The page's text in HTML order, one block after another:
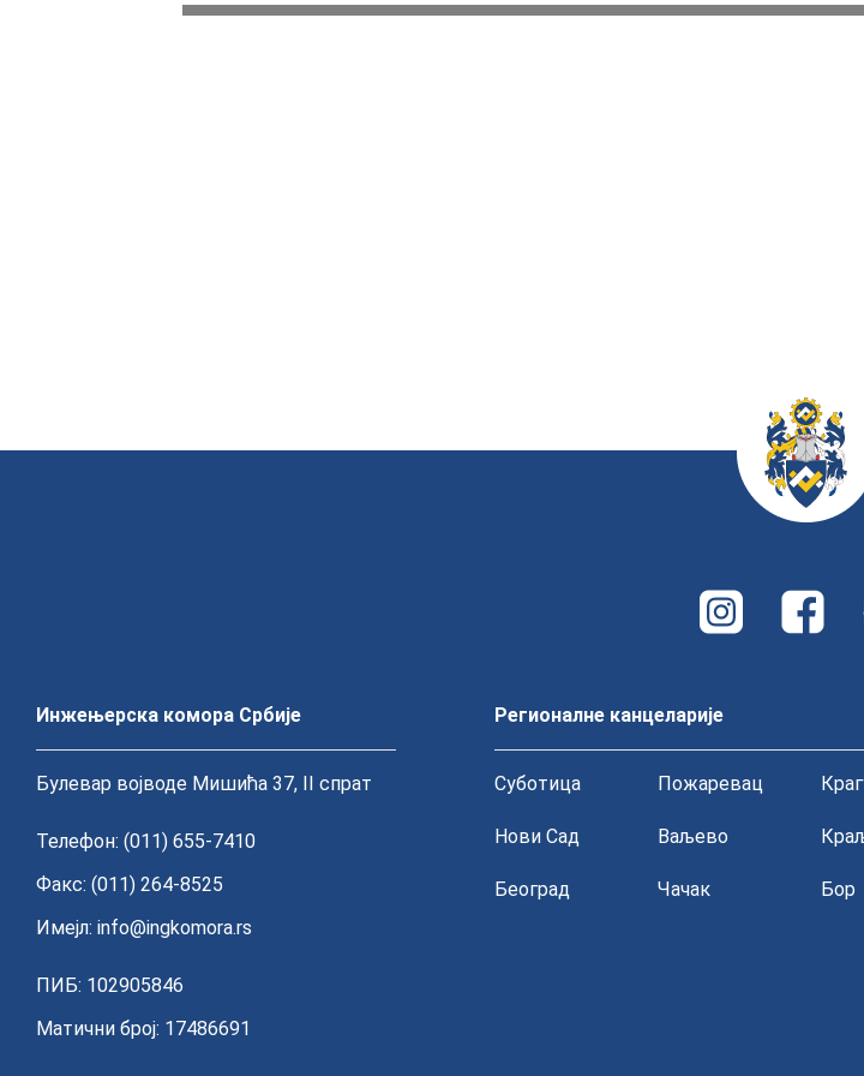
Инжењерска комора Србије
Булевар војводе Мишића 37, II спрат
Телефон: (011) 655-7410
Факс: (011) 264-8525
Имејл: info@ingkomora.rs
ПИБ: 102905846
Матични број: 17486691
Регионалне канцеларије
Суботица
Нови Сад
Београд
Пожаревац
Ваљево
Чачак Бор